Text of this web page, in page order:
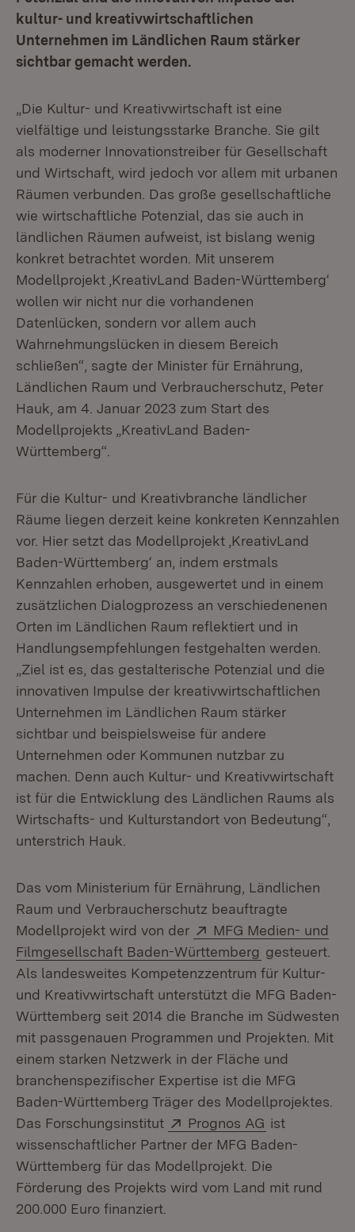
kultur- und kreativwirtschaftlichen
Unternehmen im Ländlichen Raum stärker
sichtbar gemacht werden.
„Die Kultur- und Kreativwirtschaft ist eine
vielfältige und leistungsstarke Branche. Sie gilt
als moderner Innovationstreiber für Gesellschaft
und Wirtschaft, wird jedoch vor allem mit urbanen
Räumen verbunden. Das große gesellschaftliche
wie wirtschaftliche Potenzial, das sie auch in
ländlichen Räumen aufweist, ist bislang wenig
konkret betrachtet worden. Mit unserem
Modellprojekt ‚KreativLand Baden-Württemberg‘
wollen wir nicht nur die vorhandenen
Datenlücken, sondern vor allem auch
Wahrnehmungslücken in diesem Bereich
schließen“, sagte der Minister für Ernährung,
Ländlichen Raum und Verbraucherschutz, Peter
Hauk, am 4. Januar 2023 zum Start des
Modellprojekts „KreativLand Baden-
Württemberg“.
Für die Kultur- und Kreativbranche ländlicher
Räume liegen derzeit keine konkreten Kennzahlen
vor. Hier setzt das Modellprojekt ‚KreativLand
Baden-Württemberg‘ an, indem erstmals
Kennzahlen erhoben, ausgewertet und in einem
zusätzlichen Dialogprozess an verschiedenenen
Orten im Ländlichen Raum reflektiert und in
Handlungsempfehlungen festgehalten werden.
„Ziel ist es, das gestalterische Potenzial und die
innovativen Impulse der kreativwirtschaftlichen
Unternehmen im Ländlichen Raum stärker
sichtbar und beispielsweise für andere
Unternehmen oder Kommunen nutzbar zu
machen. Denn auch Kultur- und Kreativwirtschaft
ist für die Entwicklung des Ländlichen Raums als
Wirtschafts- und Kulturstandort von Bedeutung“,
unterstrich Hauk.
Das vom Ministerium für Ernährung, Ländlichen
Raum und Verbraucherschutz beauftragte
Modellprojekt wird von der
Extern:
MFG Medien- und
Filmgesellschaft Baden-Württemberg (Öffnet in
gesteuert.
Als landesweites Kompetenzzentrum für Kultur-
und Kreativwirtschaft unterstützt die MFG Baden-
Württemberg seit 2014 die Branche im Südwesten
mit passgenauen Programmen und Projekten. Mit
einem starken Netzwerk in der Fläche und
branchenspezifischer Expertise ist die MFG
Baden-Württemberg Träger des Modellprojektes.
Das Forschungsinstitut
Extern:
Prognos AG (Öffnet in
ist
wissenschaftlicher Partner der MFG Baden-
Württemberg für das Modellprojekt. Die
Förderung des Projekts wird vom Land mit rund
200.000 Euro finanziert.